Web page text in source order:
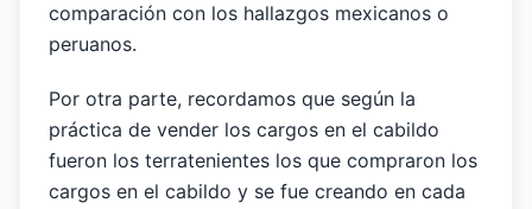
comparación con los hallazgos mexicanos o
peruanos.
Por otra parte, recordamos que según la
práctica de vender los cargos en el cabildo
fueron los terratenientes los que compraron los
cargos en el cabildo y se fue creando en cada